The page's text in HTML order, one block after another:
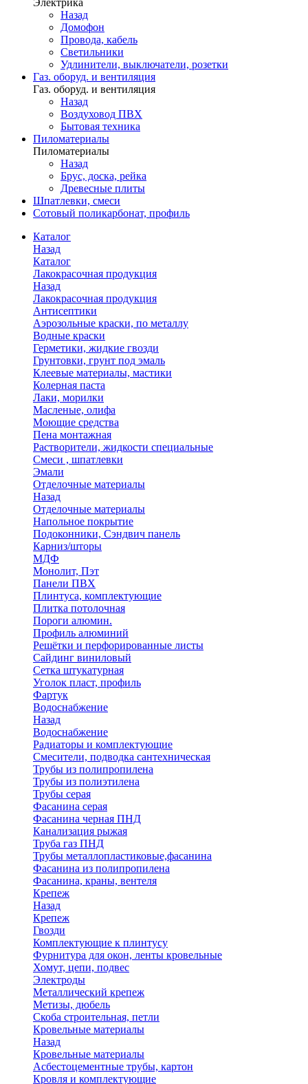
Электрика
Назад
Домофон
Провода, кабель
Светильники
Удлинители, выключатели, розетки
Газ. оборуд. и вентиляция
Газ. оборуд. и вентиляция
Назад
Воздуховод ПВХ
Бытовая техника
Пиломатериалы
Пиломатериалы
Назад
Брус, доска, рейка
Древесные плиты
Шпатлевки, смеси
Сотовый поликарбонат, профиль
Каталог
Назад
Каталог
Лакокрасочная продукция
Назад
Лакокрасочная продукция
Антисептики
Аэрозольные краски, по металлу
Водные краски
Герметики, жидкие гвозди
Грунтовки, грунт под эмаль
Клеевые материалы, мастики
Колерная паста
Лаки, морилки
Масленые, олифа
Моющие средства
Пена монтажная
Растворители, жидкости специальные
Смеси , шпатлевки
Эмали
Отделочные материалы
Назад
Отделочные материалы
Напольное покрытие
Подоконники, Сэндвич панель
Карниз/шторы
МДФ
Монолит, Пэт
Панели ПВХ
Плинтуса, комплектующие
Плитка потолочная
Пороги алюмин.
Профиль алюминий
Решётки и перфорированные листы
Сайдинг виниловый
Сетка штукатурная
Уголок пласт, профиль
Фартук
Водоснабжение
Назад
Водоснабжение
Радиаторы и комплектующие
Смесители, подводка сантехническая
Трубы из полипропилена
Трубы из полиэтилена
Трубы серая
Фасанина серая
Фасанина черная ПНД
Канализация рыжая
Труба газ ПНД
Трубы металлопластиковые,фасанина
Фасанина из полипропилена
Фасанина, краны, вентеля
Крепеж
Назад
Крепеж
Гвозди
Комплектующие к плинтусу
Фурнитура для окон, ленты кровельные
Хомут, цепи, подвес
Электроды
Металлический крепеж
Метизы, дюбель
Скоба строительная, петли
Кровельные материалы
Назад
Кровельные материалы
Асбестоцементные трубы, картон
Кровля и комплектующие